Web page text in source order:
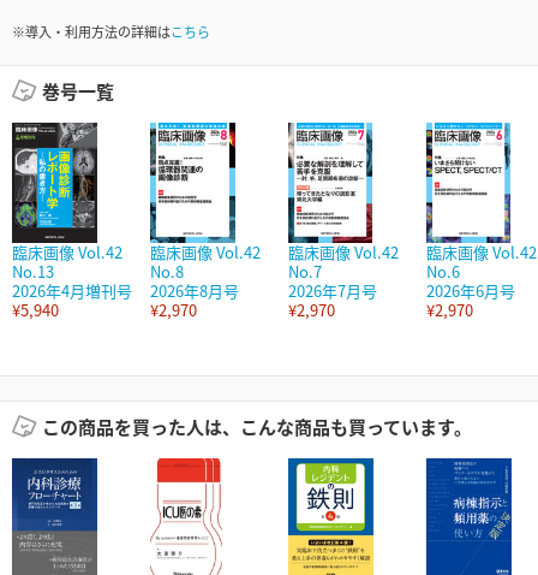
※導入・利用方法の詳細はこちら
巻号一覧
臨床画像 Vol.42
No.13
2026年4月増刊号
¥5,940
臨床画像 Vol.42
No.8
2026年8月号
¥2,970
臨床画像 Vol.42
No.7
2026年7月号
¥2,970
臨床画像 Vol.42
No.6
2026年6月号
¥2,970
この商品を買った人は、こんな商品も買っています。